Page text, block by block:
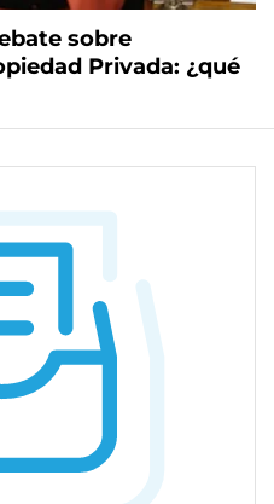
sobre
Privada: ¿qué